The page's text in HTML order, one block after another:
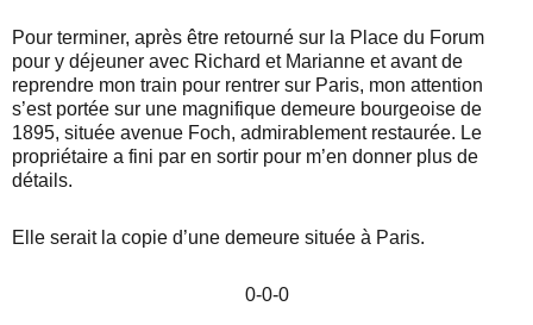
Pour terminer, après être retourné sur la Place du Forum
pour y déjeuner avec Richard et Marianne et avant de
reprendre mon train pour rentrer sur Paris, mon attention
s’est portée sur une magnifique demeure bourgeoise de
1895, située avenue Foch, admirablement restaurée. Le
propriétaire a fini par en sortir pour m’en donner plus de
détails.
Elle serait la copie d’une demeure située à Paris.
0-0-0